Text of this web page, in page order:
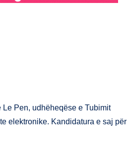
Pen, udhëheqëse e Tubimit
elektronike. Kandidatura e saj për